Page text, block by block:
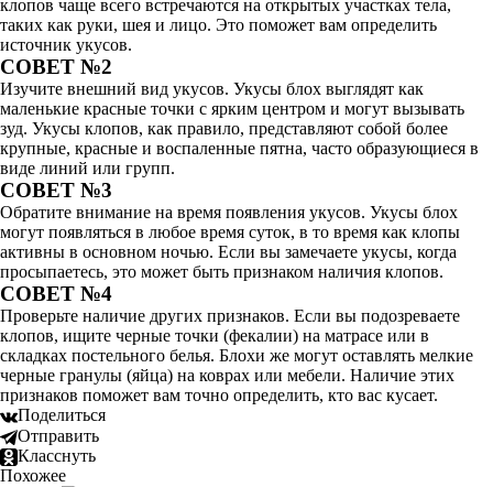
клопов чаще всего встречаются на открытых участках тела,
таких как руки, шея и лицо. Это поможет вам определить
источник укусов.
СОВЕТ №2
Изучите внешний вид укусов. Укусы блох выглядят как
маленькие красные точки с ярким центром и могут вызывать
зуд. Укусы клопов, как правило, представляют собой более
крупные, красные и воспаленные пятна, часто образующиеся в
виде линий или групп.
СОВЕТ №3
Обратите внимание на время появления укусов. Укусы блох
могут появляться в любое время суток, в то время как клопы
активны в основном ночью. Если вы замечаете укусы, когда
просыпаетесь, это может быть признаком наличия клопов.
СОВЕТ №4
Проверьте наличие других признаков. Если вы подозреваете
клопов, ищите черные точки (фекалии) на матрасе или в
складках постельного белья. Блохи же могут оставлять мелкие
черные гранулы (яйца) на коврах или мебели. Наличие этих
признаков поможет вам точно определить, кто вас кусает.
Поделиться
Отправить
Класснуть
Похожее